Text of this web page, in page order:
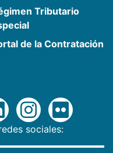
Tributario
de la Contratación
sociales: